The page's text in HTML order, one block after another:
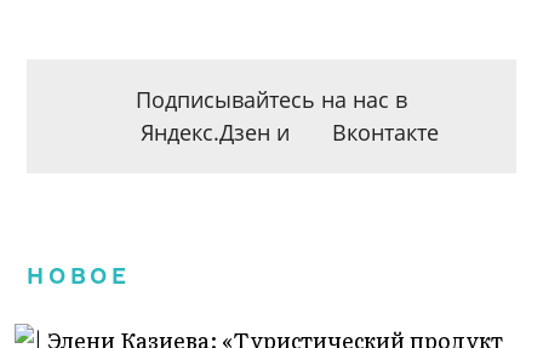
Подписывайтесь на нас в
Яндекс.Дзен и Вконтакте
НОВОЕ